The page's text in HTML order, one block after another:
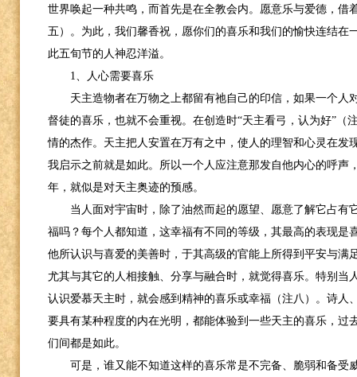
世界唤起一种共鸣，而首先是在全教会内。愿意乐与爱德，借
五）。为此，我们馨香祝，愿你们的喜乐和我们的愉快连结在
此五旬节的人神忍洋溢。
1、人心需要喜乐
天主造物者在万物之上都留有祂自己的印信，如果一个人
督徒的喜乐，也就不会重视。在创造时“天主看弓，认为好”（
情的杰作。天主把人安置在万有之中，使人的理智和心灵在发
我启示之前就是如此。所以一个人应注意那发自他内心的呼声
年，就似是对天主奥迹的预感。
当人面对宇宙时，除了油然而起的愿望、愿意了解它占有
福吗？每个人都知道，这幸福有不同的等级，其最高的表现是
他所认识与喜爱的美善时，于其高级的官能上所得到平安与满
尤其与其它的人相接触、分享与融合时，就觉得喜乐。特别当
认识爱慕天主时，就会感到精神的喜乐或幸福（注八）。诗人
要具有某种程度的内在光明，都能体验到一些天主的喜乐，过
们间都是如此。
可是，谁又能不知道这样的喜乐常是不完备、脆弱和备受